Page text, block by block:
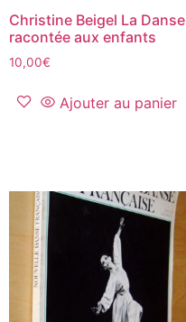
Christine Beigel La Danse
racontée aux enfants
10,00€
Ajouter au panier